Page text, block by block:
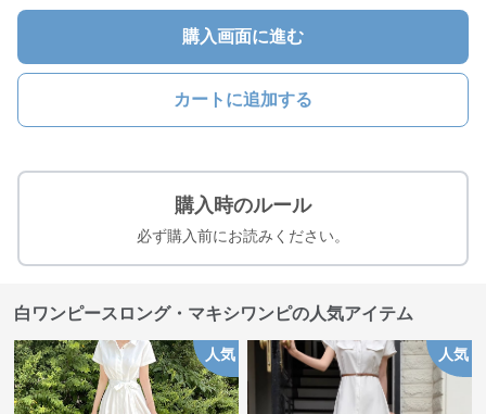
購入画面に進む
カートに追加する
購入時のルール
必ず購入前にお読みください。
白ワンピースロング・マキシワンピの人気アイテム
人気 人気